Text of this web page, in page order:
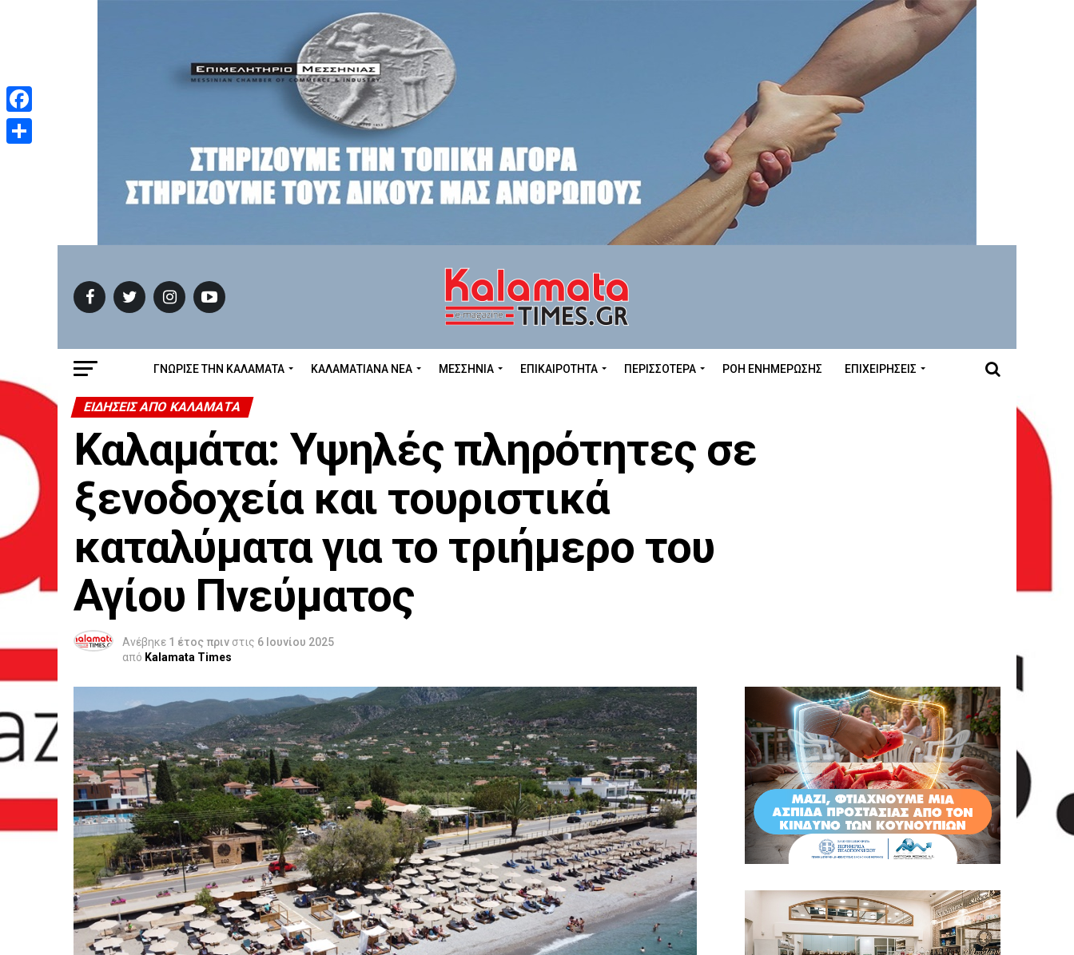
ΓΝΩΡΙΣΕ ΤΗΝ ΚΑΛΑΜΑΤΑ ΚΑΛΑΜΑΤΙΑΝΑ ΝΕΑ ΜΕΣΣΗΝΊΑ ΕΠΙΚΑΙΡΌΤΗΤΑ ΠΕΡΙΣΣΌΤΕΡΑ ΡΟΉ ΕΝΗΜΈΡΩΣΗΣ ΕΠΙΧΕΙΡΉΣΕΙΣ
ΕΙΔΗΣΕΙΣ ΑΠΟ ΚΑΛΑΜΑΤΑ
Καλαμάτα: Υψηλές πληρότητες σε
ξενοδοχεία και τουριστικά
καταλύματα για το τριήμερο του
Αγίου Πνεύματος
Ανέβηκε 1 έτος πριν στις 6 Ιουνίου 2025
από Kalamata Times
Facebook